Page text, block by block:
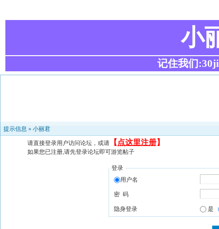
小
记住我们
提示信息 » 小丽君
请直接登录用户访问论坛，或请 【 点这里注册】
如果您已注册,请先登录论坛即可游览帖子
登录
用户名
密 码
隐身登录 是